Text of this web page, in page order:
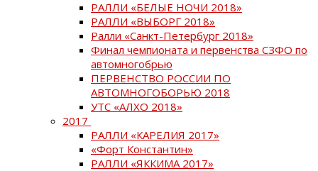
РАЛЛИ «БЕЛЫЕ НОЧИ 2018»
РАЛЛИ «ВЫБОРГ 2018»
Ралли «Санкт-Петербург 2018»
Финал чемпионата и первенства СЗФО по
автомногобрью
ПЕРВЕНСТВО РОССИИ ПО
АВТОМНОГОБОРЬЮ 2018
УТС «АЛХО 2018»
2017
РАЛЛИ «КАРЕЛИЯ 2017»
«Форт Константин»
РАЛЛИ «ЯККИМА 2017»